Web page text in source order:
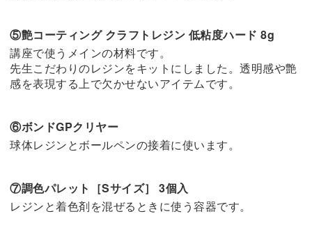
⑤艶コーティング クラフトレジン 低粘度ハード 8g
講座で使うメインの材料です。
先生こだわりのレジンをキットにしました。透明感や艶
感を表現する上で欠かせないアイテムです。
⑥ボンドGPクリヤー
球体レジンとボールペンの接着に使います。
⑦調色パレット［Sサイズ］ 3個入
レジンと着色剤を混ぜるときに使う容器です。